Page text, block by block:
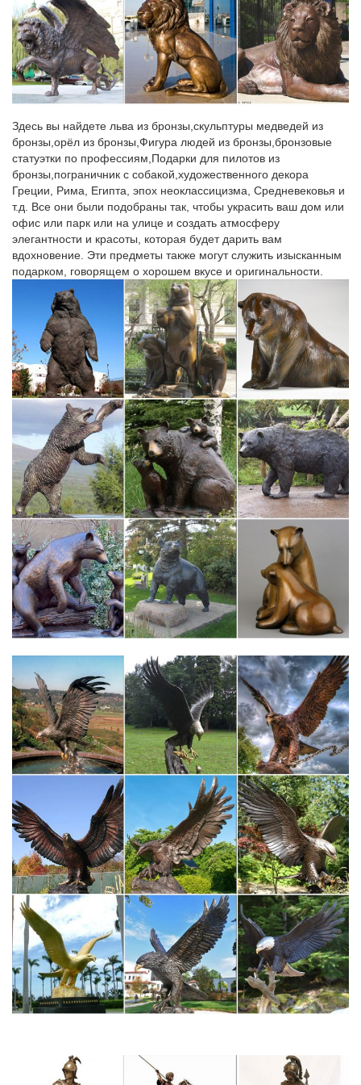
собаки.
Скульптура, статуэтки | Каталог
Коллекция включает в себя фигурки домашних и диких
животных, различных пород собак и видов птиц, экзотических
зверей, обитающих в Заполярье и в знойнойСкульптура,
магазине. от: до
Фарфоровые статуэтки советского периода – Купить
фарфоровые…
Само название указывает нам место, где был зарожден этот
удивительный жанр танцевального искусства.Форма 2001 г.
Очень четко проработаны все детали статуэтки. Большая
интерьерная статуэтка станет отличным дополнением к Вашей
коллекции.
24.Особенности скульптуры как вида искусства.
кульпту́ра (лат. sculptura, от sculpo — вырезаю, высекаю) —
ваяние, пластика — вид изобразительного искусстваВиды
скульптуры: круглая скульптура (статуя, группа, статуэтка,
бюст), осматриваемая с разных сторон и окруженная
свободным пространством
Статуэтка — Википедия
Статуэтки и фигурки собаки, овчарки, спаниеля, мопса…
Более того, редкий коллекционер фарфора не почитал за
большую радость купить статуэтки собак с клеймами
Гарднера, Кузнецова, Дулево и других заводов. Времена
меняются и традиции возвращаются, но уже в новом качестве.
Статуэтки Собак. Бронзовая статуэтка собаки
Выбор бронзовых статуэток в виде собак в нашем интернет-
магазине впечатляющий. Каждый найдет себе лучшего друга
по вкусу и цене. Купить фигурку собаки можно по приемлемой
цене: предложения начинаются с 4 600 руб.
…Ваши действия. шаг 1.Определить стоимость фарфоровой
статуэтки.Больше вопросов,нежели ответов: -сколько см в
высоту? -вид сзади (малоСоветский период – статья в журнале
"Антиквариат,предметы искусства иТолько немцы ( даже в
фаянсе! )так искусно смогли (оживили!) образ собаки…
Статуэтки разных стран мира — блог туриста odlesya на…
Число вложенных кукол обычно от трех и более.
Символизирует русское народное искусство.то есть среди нас
коллекционеры статуэток! здорово! я сама больше люблю
магниты на холодильник покупать в поездках, но статуэтки
тоже покупаю!
Фарфоровые фигурки ЛФЗ, купить статуэтки ЛФЗ со
скидками…
Фарфоровые фигурки и статуэтки ЛФЗ представлены в
каталоге фарфора СССР нашего интернет-магазина в
большом разнообразии. Свяжитесь с нами, и мы предложим
вам уникальные произведения искусства.
Выбираем сувенир по его значению.. Обсуждение на
Вот наш символ года 2018 собака своими руками.Ворон
Подарок сувенир или статуэтка ворона придется по душе
Здесь вы найдете льва из бронзы,скульптуры медведей из
бронзы,орёл из бронзы,Фигура людей из бронзы,бронзовые
статуэтки по профессиям,Подарки для пилотов из
бронзы,пограничник с собакой,художественного декора
Греции, Рима, Египта, эпох неоклассицизма, Средневековья и
т.д. Все они были подобраны так, чтобы украсить ваш дом или
офис или парк или на улице и создать атмосферу
элегантности и красоты, которая будет дарить вам
вдохновение. Эти предметы также могут служить изысканным
подарком, говорящем о хорошем вкусе и оригинальности.